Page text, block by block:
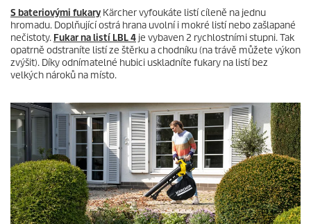
S bateriovými fukary Kärcher vyfoukáte listí cíleně na jednu
hromadu. Doplňující ostrá hrana uvolní i mokré listí nebo zašlapané
nečistoty. Fukar na listí LBL 4 je vybaven 2 rychlostními stupni. Tak
opatrně odstraníte listí ze štěrku a chodníku (na trávě můžete výkon
zvýšit). Díky odnímatelné hubici uskladníte fukary na listí bez
velkých nároků na místo.